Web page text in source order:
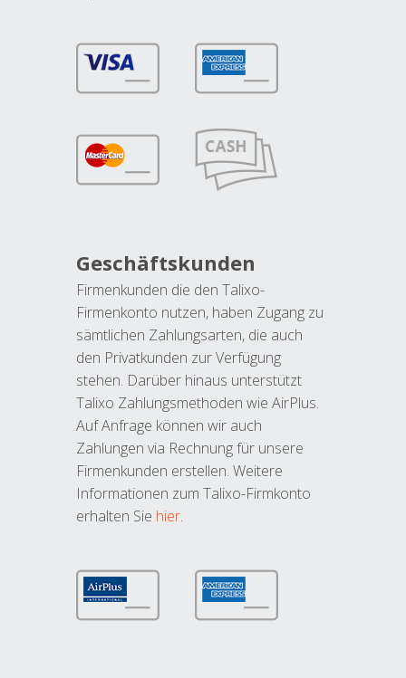
Geschäftskunden
Firmenkunden die den Talixo-
Firmenkonto nutzen, haben Zugang zu
sämtlichen Zahlungsarten, die auch
den Privatkunden zur Verfügung
stehen. Darüber hinaus unterstützt
Talixo Zahlungsmethoden wie AirPlus.
Auf Anfrage können wir auch
Zahlungen via Rechnung für unsere
Firmenkunden erstellen. Weitere
Informationen zum Talixo-Firmkonto
erhalten Sie hier.